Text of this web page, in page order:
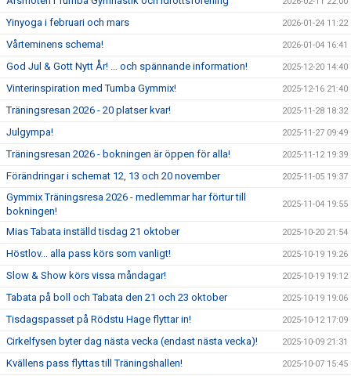
Yinyoga i februari och mars 2026-01-24 11:22
Vårteminens schema! 2026-01-04 16:41
God Jul & Gott Nytt År! ... och spännande information! 2025-12-20 14:40
Vinterinspiration med Tumba Gymmix! 2025-12-16 21:40
Träningsresan 2026 - 20 platser kvar! 2025-11-28 18:32
Julgympa! 2025-11-27 09:49
Träningsresan 2026 - bokningen är öppen för alla! 2025-11-12 19:39
Förändringar i schemat 12, 13 och 20 november 2025-11-05 19:37
Gymmix Träningsresa 2026 - medlemmar har förtur till
bokningen!
2025-11-04 19:55
Mias Tabata inställd tisdag 21 oktober 2025-10-20 21:54
Höstlov... alla pass körs som vanligt! 2025-10-19 19:26
Slow & Show körs vissa måndagar! 2025-10-19 19:12
Tabata på boll och Tabata den 21 och 23 oktober 2025-10-19 19:06
Tisdagspasset på Rödstu Hage flyttar in! 2025-10-12 17:09
Cirkelfysen byter dag nästa vecka (endast nästa vecka)! 2025-10-09 21:31
Kvällens pass flyttas till Träningshallen! 2025-10-07 15:45